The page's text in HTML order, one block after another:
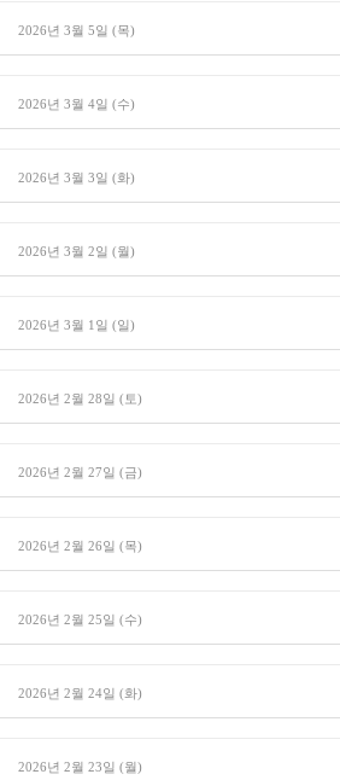
2026년 3월 5일 (목)
2026년 3월 4일 (수)
2026년 3월 3일 (화)
2026년 3월 2일 (월)
2026년 3월 1일 (일)
2026년 2월 28일 (토)
2026년 2월 27일 (금)
2026년 2월 26일 (목)
2026년 2월 25일 (수)
2026년 2월 24일 (화)
2026년 2월 23일 (월)